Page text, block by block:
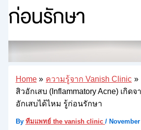
Home
ความรู้จาก Vanish Clinic
สิวอักเสบ (Inflammatory Acne) เกิด
อักเสบได้ไหม รู้ก่อนรักษา
By ทีมแพทย์ the vanish clinic /